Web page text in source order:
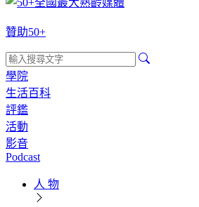
贊助50+
學院
生活百科
評鑑
活動
影音
Podcast
人 物